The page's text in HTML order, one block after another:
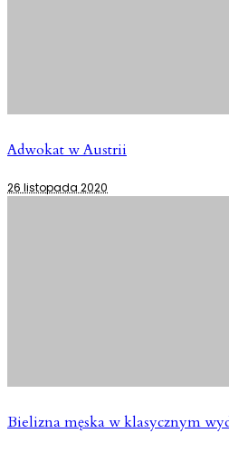
Adwokat w Austrii
26 listopada 2020
Bielizna męska w klasycznym